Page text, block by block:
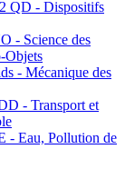
QD - Dispositifs
- Science des
Objets
- Mécanique des
- Transport et
- Eau, Pollution de